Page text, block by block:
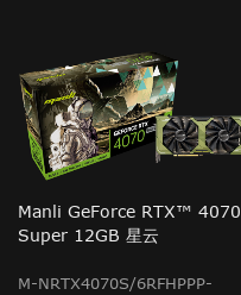
Manli GeForce RTX™ 4070
Super 12GB 星云
M-NRTX4070S/6RFHPPP-